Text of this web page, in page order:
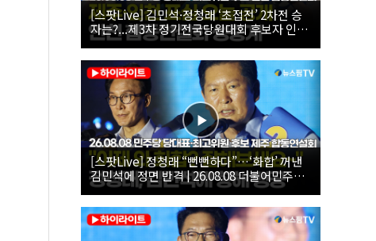
[스팟Live] 김민석·정청래 ‘초접전’ 2차전 승
자는?...제3차 정기전국당원대회 후보자 인천
합동연설회 생중계 | 26.08.08
[스팟Live] 정청래 “뻔뻔하다”…‘화합’ 꺼낸
김민석에 정면 반격 | 26.08.08 더불어민주당
당대표·최고위원 후보 제주 합동연설회